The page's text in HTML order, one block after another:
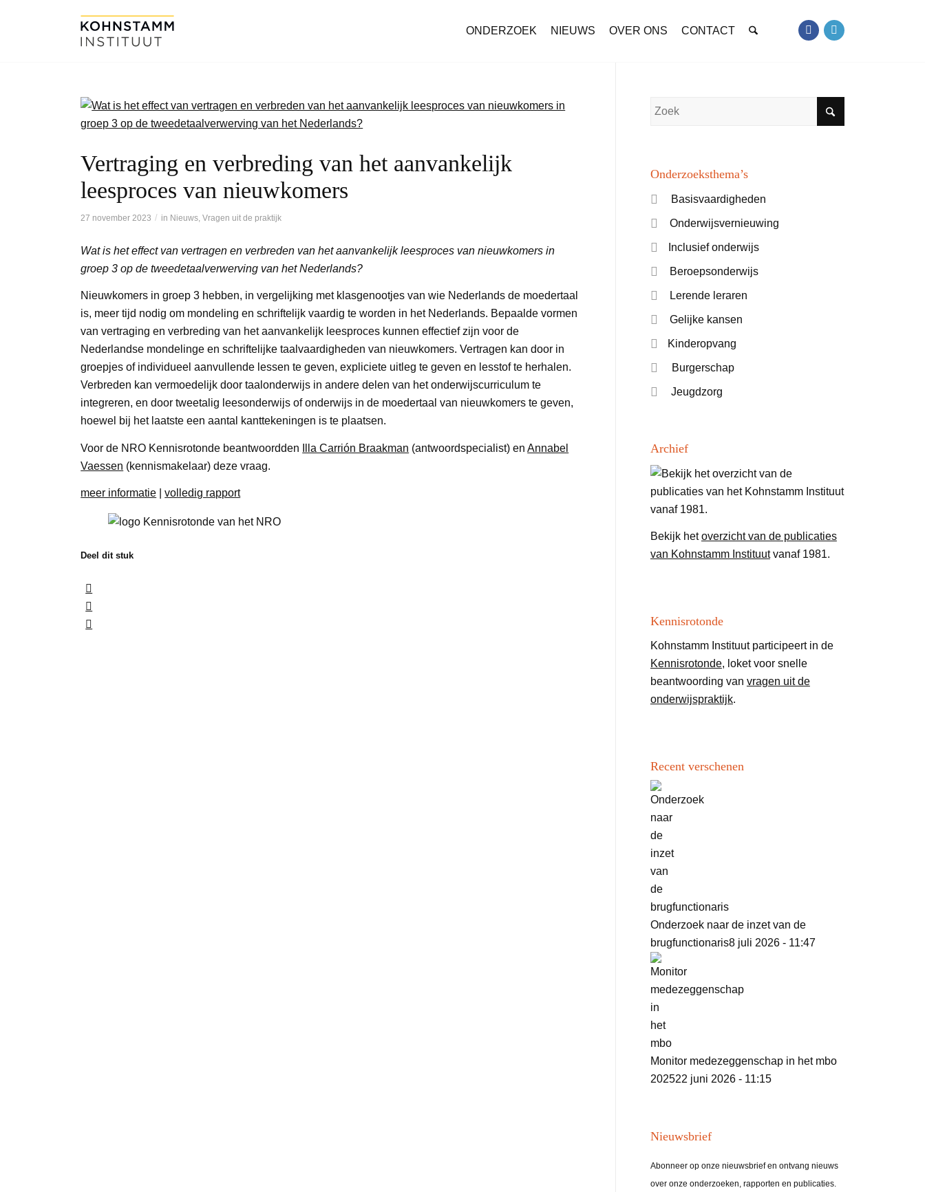
ONDERZOEK NIEUWS OVER ONS CONTACT
Vertraging en verbreding van het aanvankelijk
leesproces van nieuwkomers
27 november 2023 / in Nieuws ,Vragen uit de praktijk
Wat is het effect van vertragen en verbreden van het aanvankelijk leesproces van nieuwkomers in
groep 3 op de tweedetaalverwerving van het Nederlands?
Nieuwkomers in groep 3 hebben, in vergelijking met klasgenootjes van wie Nederlands de moedertaal
is, meer tijd nodig om mondeling en schriftelijk vaardig te worden in het Nederlands. Bepaalde vormen
van vertraging en verbreding van het aanvankelijk leesproces kunnen effectief zijn voor de
Nederlandse mondelinge en schriftelijke taalvaardigheden van nieuwkomers. Vertragen kan door in
groepjes of individueel aanvullende lessen te geven, expliciete uitleg te geven en lesstof te herhalen.
Verbreden kan vermoedelijk door taalonderwijs in andere delen van het onderwijscurriculum te
integreren, en door tweetalig leesonderwijs of onderwijs in de moedertaal van nieuwkomers te geven,
hoewel bij het laatste een aantal kanttekeningen is te plaatsen.
Voor de NRO Kennisrotonde beantwoordden Illa Carrión Braakman (antwoordspecialist) enAnnabel
Vaessen (kennismakelaar) deze vraag.
meer informatie |volledig rapport
Deel dit stuk
Onderzoeksthema’s
Basisvaardigheden
Onderwijsvernieuwing
Inclusief onderwijs
Beroepsonderwijs
Lerende leraren
Gelijke kansen
Kinderopvang
Burgerschap
Jeugdzorg
Archief
Bekijk hetoverzicht van de publicaties
van Kohnstamm Instituutvanaf 1981.
Kennisrotonde
Kohnstamm Instituut participeert in de
Kennisrotonde, loket voor snelle
beantwoording van vragen uit de
onderwijspraktijk.
Recent verschenen
Onderzoek naar de inzet van de
brugfunctionaris8 juli 2026 - 11:47
Monitor medezeggenschap in het mbo
202522 juni 2026 - 11:15
Nieuwsbrief
Abonneer op onze nieuwsbrief en ontvang nieuws
over onze onderzoeken, rapporten en publicaties.